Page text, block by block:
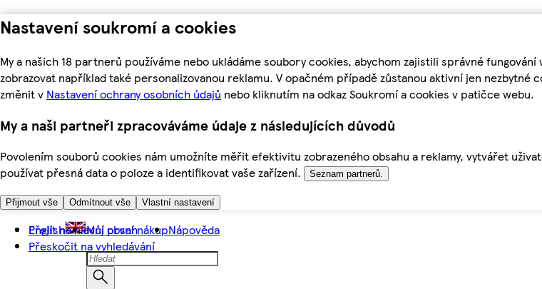
Nastavení soukromí a cookies
My a našich 18 partnerů používáme nebo ukládáme soubory cookies, abychom zajistili správné
zobrazovat například také personalizovanou reklamu. V opačném případě zůstanou aktivní jen
změnit v Nastavení ochrany osobních údajů nebo kliknutím na odkaz Soukromí a cookies v patičce webu.
My a naši partneři zpracováváme údaje z následujících důvodů
Povolením souborů cookies nám umožníte měřit efektivitu zobrazeného obsahu a reklamy, vytvářet
používat přesná data o poloze a identifikovat vaše zařízení.
Seznam partnerů.
Přijmout vše Odmítnout vše Vlastní nastavení
Přejít na hlavní obsah
Přeskočit na vyhledávání
English Můj první nákupNápověda